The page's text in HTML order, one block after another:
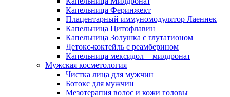
Капельница Феринжект
Плацентарный иммуномодулятор Лаеннек
Капельница Цитофлавин
Капельница Золушка с глутатионом
Детокс-коктейль с реамберином
Капельница мексидол + милдронат
Мужская косметология
Чистка лица для мужчин
Ботокс для мужчин
Мезотерапия волос и кожи головы